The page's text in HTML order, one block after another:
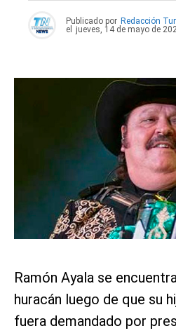
Publicado por Redacción
el
jueves, 14 de mayo de
Ramón Ayala se
huracán luego de que su
fuera demandado por